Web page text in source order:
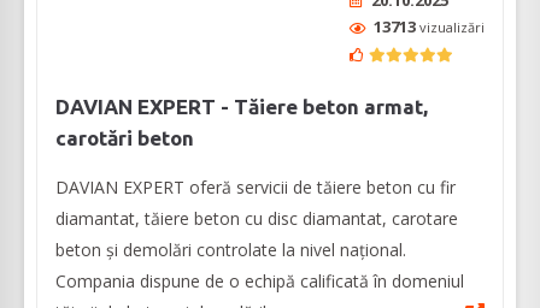
13713 vizualizări
DAVIAN EXPERT - Tăiere beton armat,
carotări beton
DAVIAN EXPERT oferă servicii de tăiere beton cu fir
diamantat, tăiere beton cu disc diamantat, carotare
beton și demolări controlate la nivel naţional.
Compania dispune de o echipă calificată în domeniul